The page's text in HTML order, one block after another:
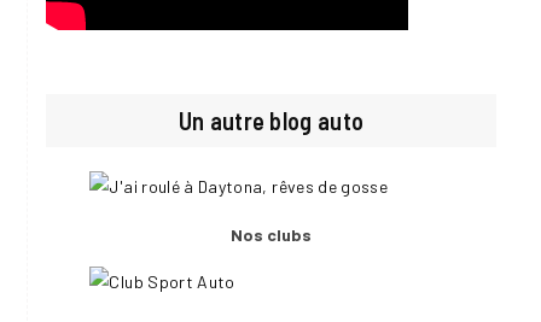
Un autre blog auto
Nos clubs